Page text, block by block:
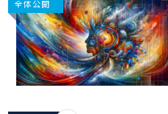
全体公開